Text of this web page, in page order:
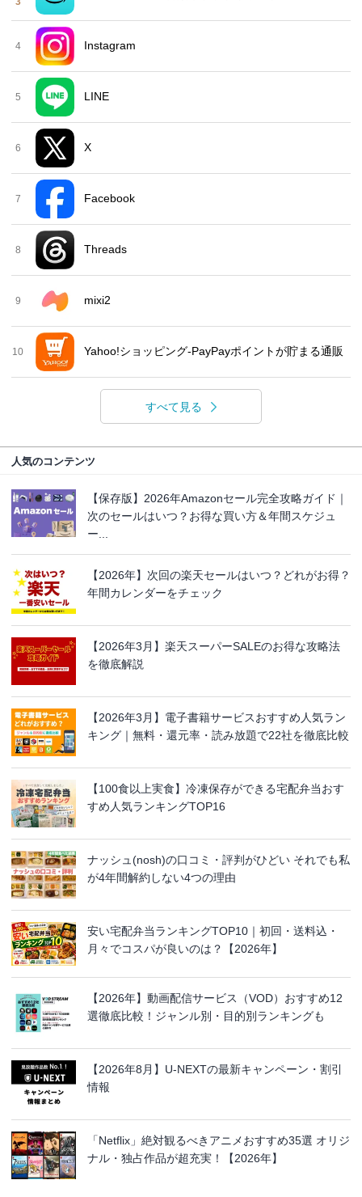
4 Instagram
5 LINE
6 X
7 Facebook
8 Threads
9 mixi2
10 Yahoo!ショッピング-PayPayポイントが貯まる通販
すべて見る
人気のコンテンツ
【保存版】2026年Amazonセール完全攻略ガイド｜
次のセールはいつ？お得な買い方＆年間スケジュ
ー...
【2026年】次回の楽天セールはいつ？どれがお得？
年間カレンダーをチェック
【2026年3月】楽天スーパーSALEのお得な攻略法
を徹底解説
【2026年3月】電子書籍サービスおすすめ人気ラン
キング｜無料・還元率・読み放題で22社を徹底比較
【100食以上実食】冷凍保存ができる宅配弁当おす
すめ人気ランキングTOP16
ナッシュ(nosh)の口コミ・評判がひどい それでも私
が4年間解約しない4つの理由
安い宅配弁当ランキングTOP10｜初回・送料込・
月々でコスパが良いのは？【2026年】
【2026年】動画配信サービス（VOD）おすすめ12
選徹底比較！ジャンル別・目的別ランキングも
【2026年8月】U-NEXTの最新キャンペーン・割引
情報
「Netflix」絶対観るべきアニメおすすめ35選 オリジ
ナル・独占作品が超充実！【2026年】